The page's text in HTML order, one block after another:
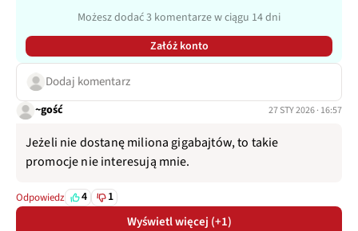
Możesz dodać 3 komentarze w ciągu 14 dni
Załóż konto
Dodaj komentarz
~gość 27 STY 2026 · 16:57
Jeżeli nie dostanę miliona gigabajtów, to takie
promocje nie interesują mnie.
Odpowiedz 4 1
Wyświetl więcej (+1)